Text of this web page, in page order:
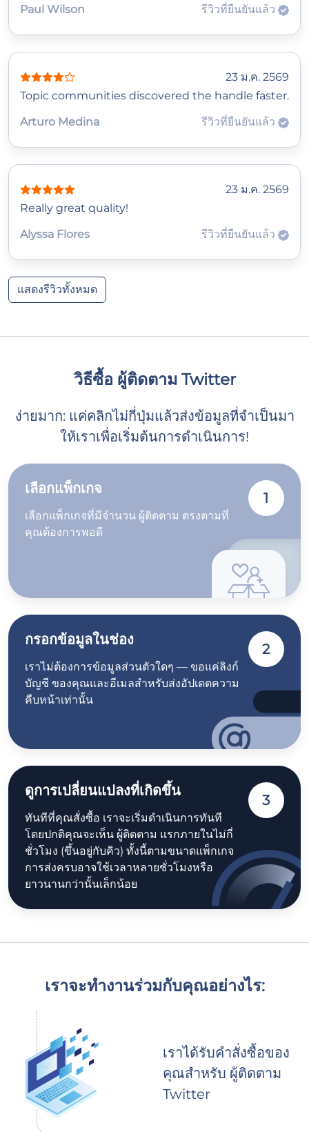
Paul Wilson รีวิวที่ยืนยันแล้ว
23 ม.ค. 2569
Topic communities discovered the handle faster.
Arturo Medina
รีวิวที่ยืนยันแล้ว
23 ม.ค. 2569
Really great quality!
Alyssa Flores
รีวิวที่ยืนยันแล้ว
แสดงรีวิวทั้งหมด
วิธีซื้อ ผู้ติดตาม Twitter
ง่ายมาก: แค่คลิกไม่กี่ปุ่มแล้วส่งข้อมูลที่จำเป็นมา
ให้เราเพื่อเริ่มต้นการดำเนินการ!
เลือกแพ็กเกจ
เลือกแพ็กเกจที่มีจำนวน ผู้ติดตาม ตรงตามที่
คุณต้องการพอดี
1
กรอกข้อมูลในช่อง
เราไม่ต้องการข้อมูลส่วนตัวใดๆ — ขอแค่ลิงก์
บัญชี ของคุณและอีเมลสำหรับส่งอัปเดตความ
คืบหน้าเท่านั้น
2
ดูการเปลี่ยนแปลงที่เกิดขึ้น
ทันทีที่คุณสั่งซื้อ เราจะเริ่มดำเนินการทันที
โดยปกติคุณจะเห็น ผู้ติดตาม แรกภายในไม่กี่
ชั่วโมง (ขึ้นอยู่กับคิว) ทั้งนี้ตามขนาดแพ็กเกจ
การส่งครบอาจใช้เวลาหลายชั่วโมงหรือ
ยาวนานกว่านั้นเล็กน้อย
3
เราจะทำงานร่วมกับคุณอย่างไร:
เราได้รับคำสั่งซื้อของ
คุณสำหรับ ผู้ติดตาม
Twitter